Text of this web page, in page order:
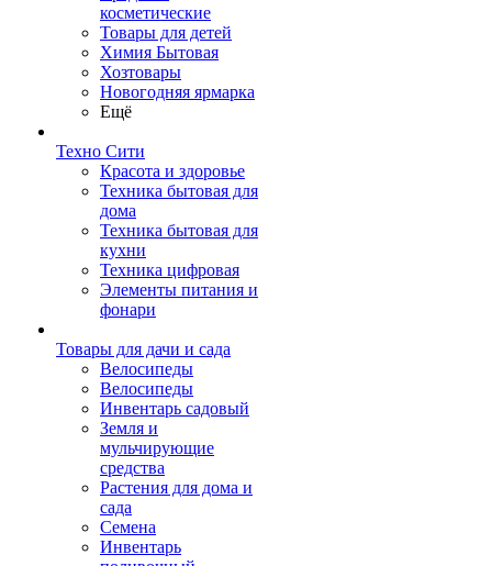
косметические
Товары для детей
Химия Бытовая
Хозтовары
Новогодняя ярмарка
Ещё
Техно Сити
Красота и здоровье
Техника бытовая для
дома
Техника бытовая для
кухни
Техника цифровая
Элементы питания и
фонари
Товары для дачи и сада
Велосипеды
Велосипеды
Инвентарь садовый
Земля и
мульчирующие
средства
Растения для дома и
сада
Семена
Инвентарь